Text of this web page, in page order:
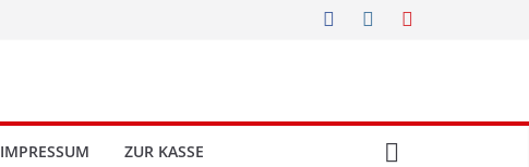
IMPRESSUM ZUR KASSE